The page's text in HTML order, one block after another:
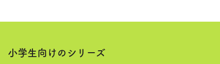
小学生向けのシリーズ